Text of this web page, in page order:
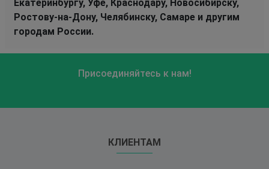
Екатеринбургу, Уфе, Краснодару, Новосибирску,
Ростову-на-Дону, Челябинску, Самаре и другим
городам России.
Присоединяйтесь к нам!
КЛИЕНТАМ